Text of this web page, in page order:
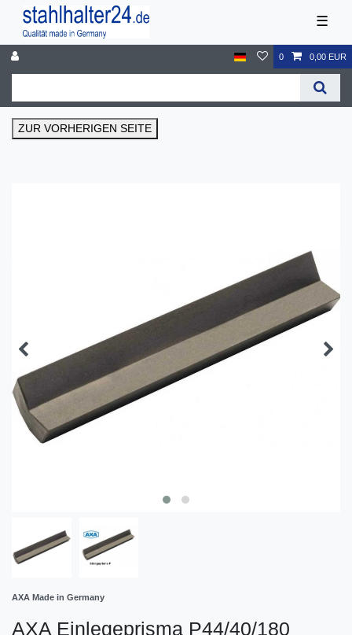
☰
0 0,00 EUR
ZUR VORHERIGEN SEITE
AXA Made in Germany
AXA Einlegeprisma P44/40/180